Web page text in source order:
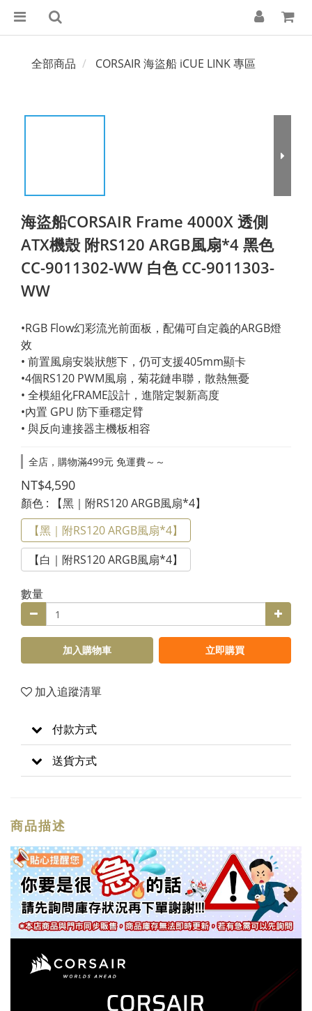
全部商品 CORSAIR 海盜船 iCUE LINK 專區
海盜船CORSAIR Frame 4000X 透側
ATX機殼 附RS120 ARGB風扇*4 黑色
CC-9011302-WW 白色 CC-9011303-
WW
•RGB Flow幻彩流光前面板，配備可自定義的ARGB燈
效
• 前置風扇安裝狀態下，仍可支援405mm顯卡
•4個RS120 PWM風扇，菊花鏈串聯，散熱無憂
• 全模組化FRAME設計，進階定製新高度
•內置 GPU 防下垂穩定臂
• 與反向連接器主機板相容
全店，購物滿499元 免運費～～
NT$4,590
顏色 : 【黑｜附RS120 ARGB風扇*4】
【黑｜附RS120 ARGB風扇*4】
【白｜附RS120 ARGB風扇*4】
數量
加入購物車 立即購買
加入追蹤清單
付款方式
送貨方式
商品描述